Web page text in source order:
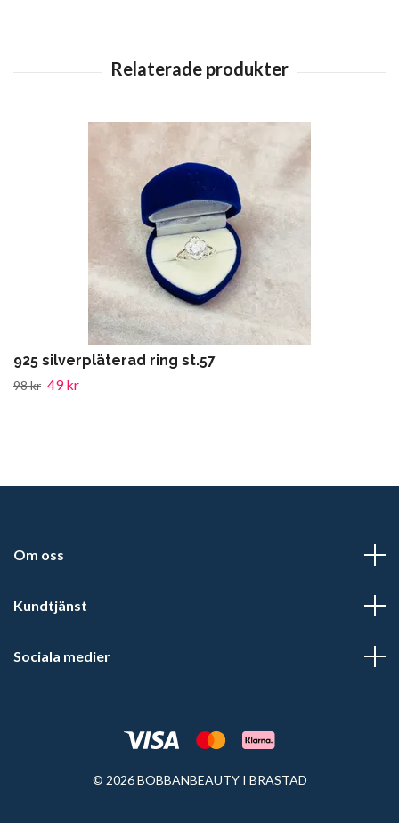
925 silverpläterad ring st.57
98 kr 49 kr
Om oss
Kundtjänst
Sociala medier
© 2026 BOBBANBEAUTY I BRASTAD